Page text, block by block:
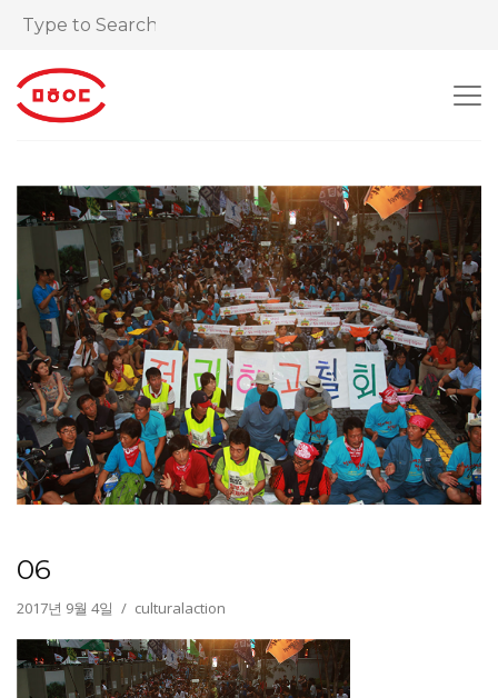
06
2017년 9월 4일 culturalaction